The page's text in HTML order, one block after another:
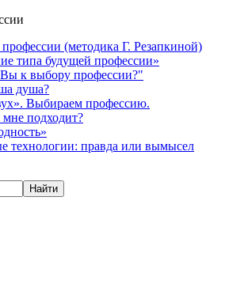
(методика Г. Резапкиной)
типа будущей профессии»
к выбору профессии?"
душа?
Выбираем профессию.
подходит?
технологии: правда или вымысел
Найти